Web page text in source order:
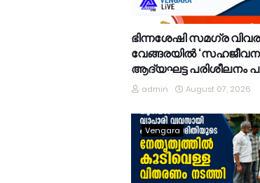
ഭിന്നശേഷി സമഗ്ര
വേങ്ങരയിൽ
ആദ്യഘട്ട പരിശീലനം
admin August 07, 2026
Vengara